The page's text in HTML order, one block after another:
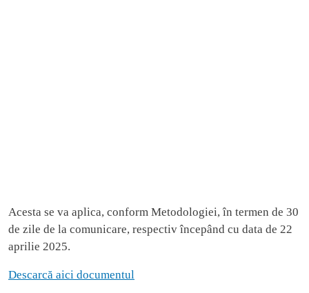
Acesta se va aplica, conform Metodologiei, în termen de 30
de zile de la comunicare, respectiv începând cu data de 22
aprilie 2025.
Descarcă aici documentul